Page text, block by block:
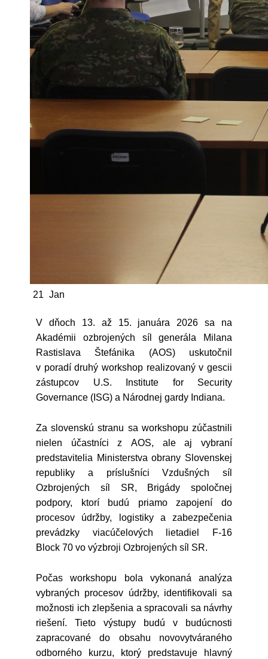
21 Jan
V dňoch 13. až 15. januára 2026 sa na
Akadémii ozbrojených síl generála Milana
Rastislava Štefánika (AOS) uskutočnil
v poradí druhý workshop realizovaný v gescii
zástupcov U.S. Institute for Security
Governance (ISG) a Národnej gardy Indiana.
Za slovenskú stranu sa workshopu zúčastnili
nielen účastníci z AOS, ale aj vybraní
predstavitelia Ministerstva obrany Slovenskej
republiky a príslušníci Vzdušných síl
Ozbrojených síl SR, Brigády spoločnej
podpory, ktorí budú priamo zapojení do
procesov údržby, logistiky a zabezpečenia
prevádzky viacúčelových lietadiel F-16
Block 70 vo výzbroji Ozbrojených síl SR.
Počas workshopu bola vykonaná analýza
vybraných procesov údržby, identifikovali sa
možnosti ich zlepšenia a spracovali sa návrhy
riešení. Tieto výstupy budú v budúcnosti
zapracované do obsahu novovytváraného
odborného kurzu, ktorý predstavuje hlavný